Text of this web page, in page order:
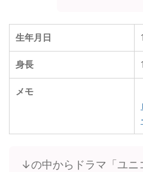
生年月日
身長
メモ
↓の中からドラマ「ユニ